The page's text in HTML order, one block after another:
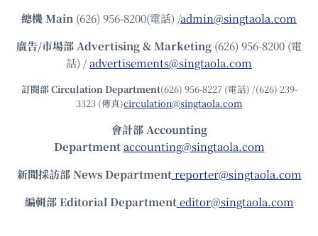
總機Main (626) 956-8200(電話) /admin@singtaola.com
廣告/市場部Advertising & Marketing (626) 956-8200 (電
話) /advertisements@singtaola.com
訂閱部 Circulation Department(626) 956-8227 (電話) /(626) 239-
3323 (傳真)circulation@singtaola.com
會計部 Accounting
Department accounting@singtaola.com
新聞採訪部 News Department reporter@singtaola.com
編輯部 Editorial Department editor@singtaola.com